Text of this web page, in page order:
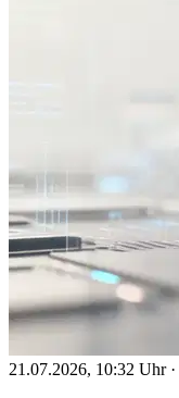
21.07.2026, 10:32 Uhr ·